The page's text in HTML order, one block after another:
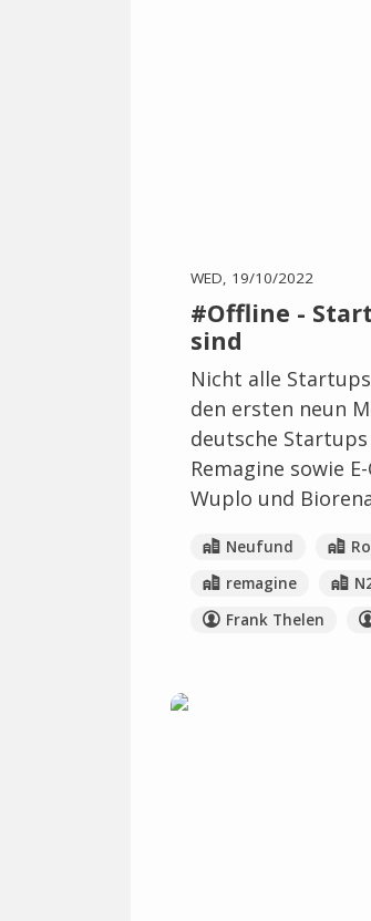
WED, 19/10/2022
#Offline -
sind
Nicht alle
den ersten neun
deutsche
Remagine sowie
Wuplo und
Neufund
remagine
Frank Thelen